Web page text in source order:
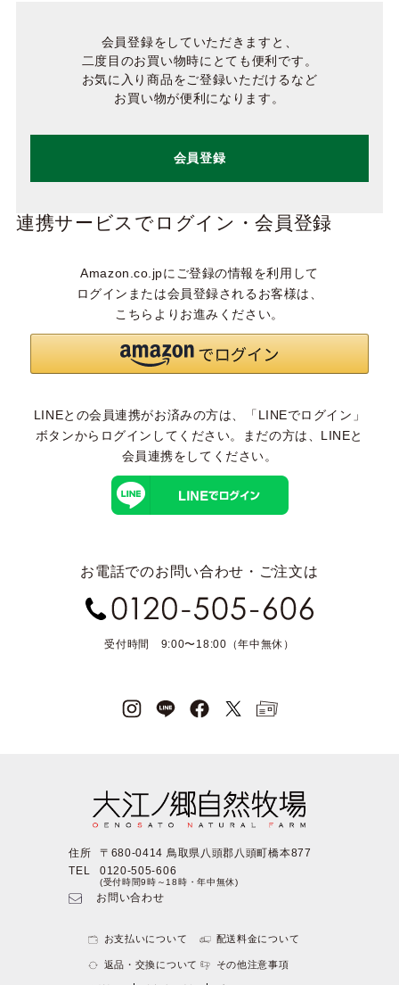
会員登録をしていただきますと、
二度目のお買い物時にとても便利です。
お気に入り商品をご登録いただけるなど
お買い物が便利になります。
会員登録
連携サービスでログイン・会員登録
Amazon.co.jpにご登録の情報を利用して
ログインまたは会員登録されるお客様は、
こちらよりお進みください。
LINEとの会員連携がお済みの方は、「LINEでログイン」
ボタンからログインしてください。まだの方は、 LINEと
会員連携をしてください。
お電話でのお問い合わせ・ご注文は
受付時間 9:00〜18:00（年中無休）
住所
〒680-0414 鳥取県八頭郡八頭町橋本877
TEL
0120-505-606
(受付時間9時～18時・年中無休)
お問い合わせ
お支払いについて 配送料金について
返品・交換について その他注意事項